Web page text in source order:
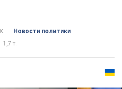
Новости политики
1,7 т.